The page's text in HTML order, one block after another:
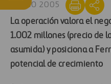
21 AGO 2005
La operación valora el
1.002 millones (precio de
asumida) y posiciona a
potencial de crecimiento